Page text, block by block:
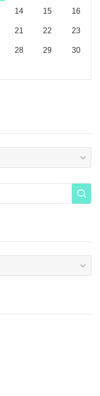
14 15 16
21 22 23
28 29 30